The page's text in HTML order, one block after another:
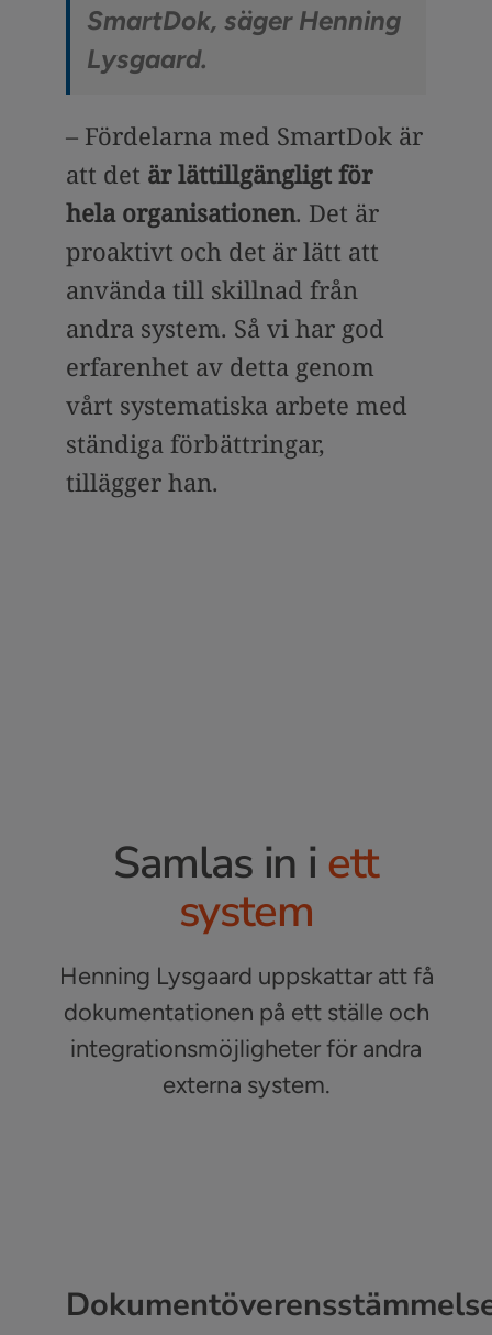
SmartDok, säger Henning
Lysgaard.
– Fördelarna med SmartDok är
att det är lättillgängligt för
hela organisationen. Det är
proaktivt och det är lätt att
använda till skillnad från
andra system. Så vi har god
erfarenhet av detta genom
vårt systematiska arbete med
ständiga förbättringar,
tillägger han.
Samlas in i ett
system
Henning Lysgaard uppskattar att få
dokumentationen på ett ställe och
integrationsmöjligheter för andra
externa system.